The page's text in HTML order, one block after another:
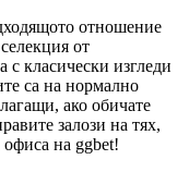
отношение
от
с класически изгледи
са на нормално
ако обичате
залози на тях,
на ggbet!